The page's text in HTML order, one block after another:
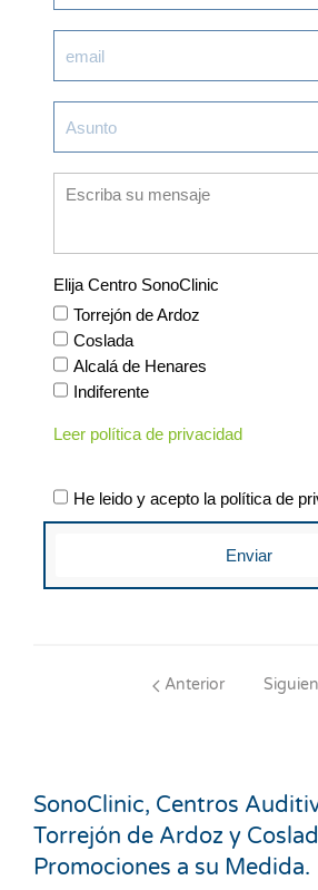
Elija Centro SonoClinic
Torrejón de Ardoz
Coslada
Alcalá de Henares
Indiferente
Leer política de privacidad
He leido y acepto la política de
Enviar
Anterior
SonoClinic, Centros
Torrejón de Ardoz y
Promociones a su Medida.